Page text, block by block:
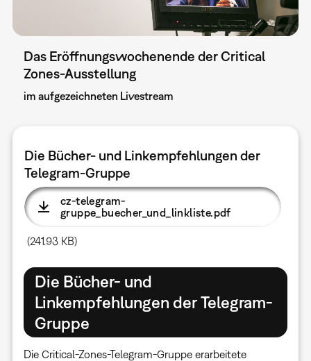
Das Eröffnungswochenende der Critical
Zones-Ausstellung
im aufgezeichneten Livestream
Die Bücher- und
Linkempfehlungen der Telegram-
Gruppe
Die Critical-Zones-Telegram-Gruppe erarbeitete
Die Bücher- und Linkempfehlungen der
Telegram-Gruppe
cz-telegram-
gruppe_buecher_und_linkliste.pdf
(241.93 KB)